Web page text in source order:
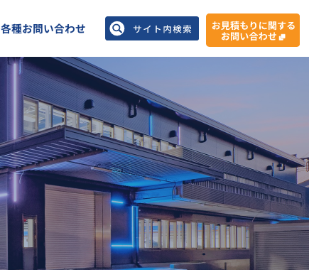
各種お問い合わせ